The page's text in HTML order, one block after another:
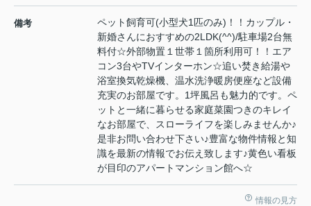
備考
ペット飼育可(小型犬1匹のみ)！！カップル・
新婚さんにおすすめの2LDK(^^)/駐車場2台無
料付☆外部物置１世帯１箇所利用可！！エア
コン3台やTVインターホン☆追い焚き給湯や
浴室換気乾燥機、温水洗浄暖房便座など設備
充実のお部屋です。1坪風呂も魅力的です。ペ
ットと一緒に暮らせる家庭菜園つきのキレイ
なお部屋で、スローライフを楽しみませんか♪
是非お問い合わせ下さい♪豊富な物件情報と知
識を最新の情報でお伝え致します♪黄色い看板
が目印のアパートマンション館へ☆
情報の見方